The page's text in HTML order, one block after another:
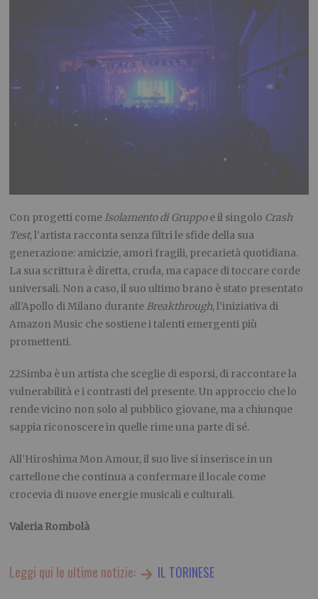
Con progetti come Isolamento di Gruppoe il singolo Crash
Test, l’artista racconta senza filtri le sfide della sua
generazione: amicizie, amori fragili, precarietà quotidiana.
La sua scrittura è diretta, cruda, ma capace di toccare corde
universali. Non a caso, il suo ultimo brano è stato presentato
all’Apollo di Milano durante Breakthrough, l’iniziativa di
Amazon Music che sostiene i talenti emergenti più
promettenti.
22Simba è un artista che sceglie di esporsi, di raccontare la
vulnerabilità e i contrasti del presente. Un approccio che lo
rende vicino non solo al pubblico giovane, ma a chiunque
sappia riconoscere in quelle rime una parte di sé.
All’Hiroshima Mon Amour, il suo live si inserisce in un
cartellone che continua a confermare il locale come
crocevia di nuove energie musicali e culturali.
Valeria Rombolà
Leggi qui le ultime notizie: IL TORINESE